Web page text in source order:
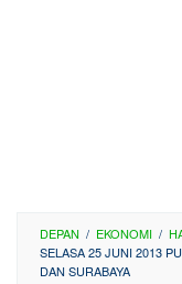
DEPAN / EKONOMI /
SELASA 25 JUNI 2013
DAN SURABAYA